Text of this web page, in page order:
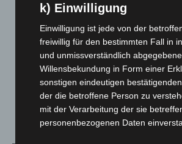
5. August 2026
Gasleitung bei McDonald’s-Umbau in
beschädigt
5. August 2026
Anklage nach Abschaltung von „Archetyp
k) Einwilligung
Einwilligung ist jede von der
freiwillig für den bestimmten Fall in
und unmissverständlich abgegebene
Willensbekundung in Form einer
sonstigen eindeutigen
der die betroffene Person zu
mit der Verarbeitung der sie
personenbezogenen Daten